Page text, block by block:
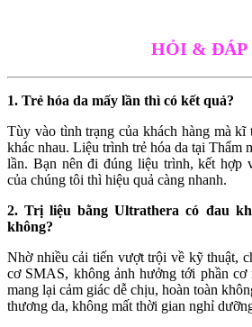
HỎI & ĐÁP
1. Trẻ hóa da mấy lần thì có kết quả?
Tùy vào tình trạng của khách hàng mà kĩ
khác nhau. Liệu trình trẻ hóa da tại Thẩm
lần. Bạn nên đi đúng liệu trình, kết hợp
của chúng tôi thì hiệu quả càng nhanh.
2. Trị liệu bằng Ultrathera có đau
không?
Nhờ nhiều cải tiến vượt trội về kỹ thuật,
cơ SMAS, không ảnh hưởng tới phần cơ
mang lại cảm giác dễ chịu, hoàn toàn
thương da, không mất thời gian nghỉ